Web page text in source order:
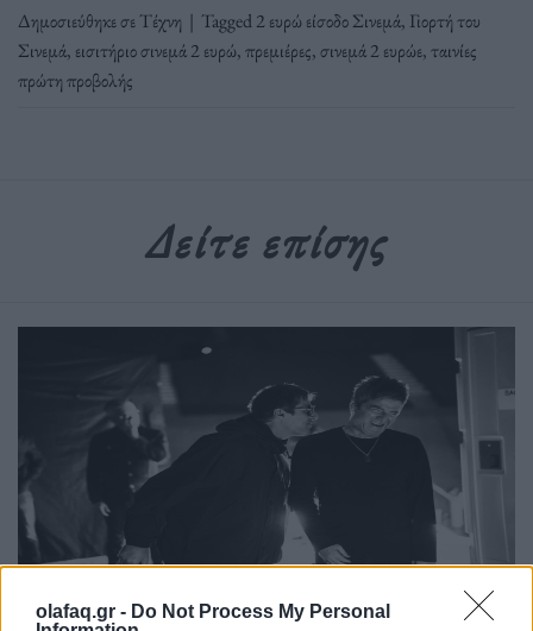
olafaq.gr - Do Not Process My Personal
Δημοσιεύθηκε σεΤέχνη | Tagged2 ευρώ είσοδο Σινεμά, Γιορτή του
Σινεμά, εισιτήριο σινεμά 2 ευρώ,πρεμιέρες,σινεμά 2 ευρώε,ταινίες
πρώτη προβολής
Δείτε επίσης
Τέχνη